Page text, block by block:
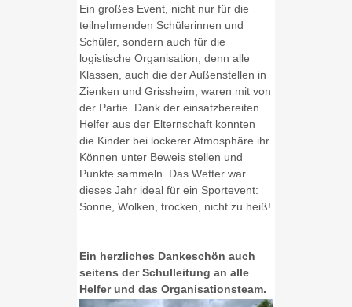
Ein großes Event, nicht nur für die
teilnehmenden Schülerinnen und
Schüler, sondern auch für die
logistische Organisation, denn alle
Klassen, auch die der Außenstellen in
Zienken und Grissheim, waren mit von
der Partie. Dank der einsatzbereiten
Helfer aus der Elternschaft konnten
die Kinder bei lockerer Atmosphäre ihr
Können unter Beweis stellen und
Punkte sammeln. Das Wetter war
dieses Jahr ideal für ein Sportevent:
Sonne, Wolken, trocken, nicht zu heiß!
Ein herzliches Dankeschön auch
seitens der Schulleitung an alle
Helfer und das Organisationsteam.